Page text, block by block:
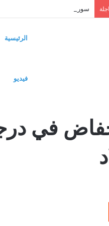
الرئيسية
فيديو
في درجات الحرارة بشمال البلاد
في